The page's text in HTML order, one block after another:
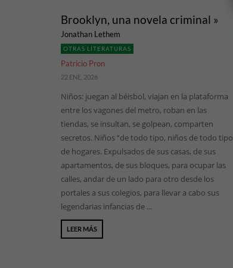
Brooklyn, una novela criminal »
Jonathan Lethem
OTRAS LITERATURAS
Patricio Pron
22 ENE, 2026
Niños: juegan al béisbol, viajan en la plataforma
entre los vagones del metro, roban en las
tiendas, se insultan, se golpean, comparten
secretos. Niños “de todo tipo, niños de todo tipo
de hogares. Expulsados de sus casas, de sus
apartamentos, de sus bloques, para ocupar las
calles, andar de un lado para otro desde los
portales a sus colegios, para llevar a cabo sus
legendarias infancias de ...
LEER MÁS